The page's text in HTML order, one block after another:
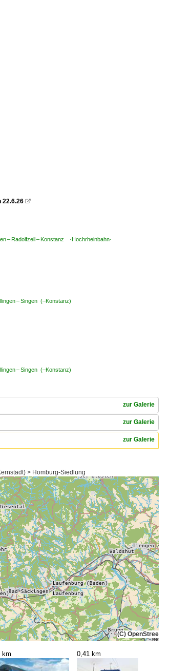
22.6.26 
– Radolfzell – Konstanz ·Hochrheinbahn·
– Singen (–Konstanz)
– Singen (–Konstanz)
zur Galerie
zur Galerie
zur Galerie
> Homburg-Siedlung
(C)
km 0,41 km